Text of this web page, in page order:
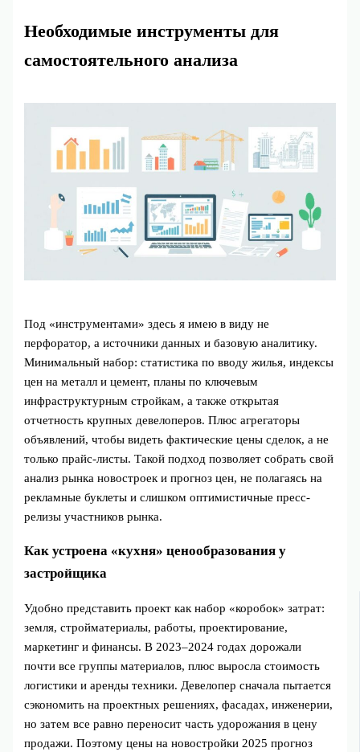
Необходимые инструменты для
самостоятельного анализа
Под «инструментами» здесь я имею в виду не
перфоратор, а источники данных и базовую аналитику.
Минимальный набор: статистика по вводу жилья, индексы
цен на металл и цемент, планы по ключевым
инфраструктурным стройкам, а также открытая
отчетность крупных девелоперов. Плюс агрегаторы
объявлений, чтобы видеть фактические цены сделок, а не
только прайс-листы. Такой подход позволяет собрать свой
анализ рынка новостроек и прогноз цен, не полагаясь на
рекламные буклеты и слишком оптимистичные пресс-
релизы участников рынка.
Как устроена «кухня» ценообразования у
застройщика
Удобно представить проект как набор «коробок» затрат:
земля, стройматериалы, работы, проектирование,
маркетинг и финансы. В 2023–2024 годах дорожали
почти все группы материалов, плюс выросла стоимость
логистики и аренды техники. Девелопер сначала пытается
сэкономить на проектных решениях, фасадах, инженерии,
но затем все равно переносит часть удорожания в цену
продажи. Поэтому цены на новостройки 2025 прогноз